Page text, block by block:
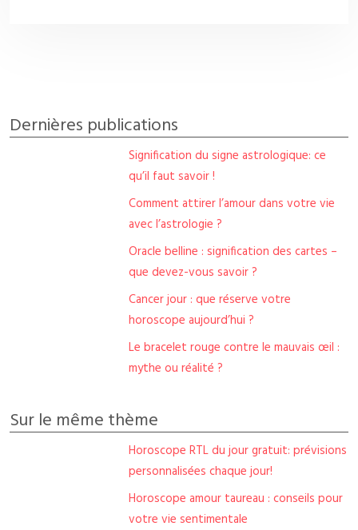
Dernières publications
Signification du signe astrologique: ce
qu’il faut savoir !
Comment attirer l’amour dans votre vie
avec l’astrologie ?
Oracle belline : signification des cartes –
que devez-vous savoir ?
Cancer jour : que réserve votre
horoscope aujourd’hui ?
Le bracelet rouge contre le mauvais œil :
mythe ou réalité ?
Sur le même thème
Horoscope RTL du jour gratuit: prévisions
personnalisées chaque jour!
Horoscope amour taureau : conseils pour
votre vie sentimentale